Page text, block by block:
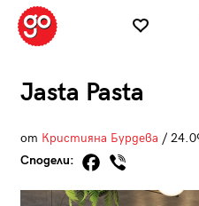
Jasta Pasta
от Кристияна Бурдева /
Сподели: